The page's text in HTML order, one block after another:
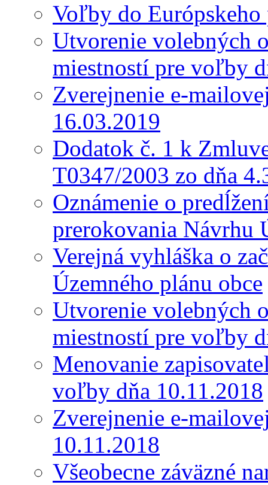
Voľby do Európskeho
Utvorenie volebných
miestností pre voľby
Zverejnenie e-
16.03.2019
Dodatok č. 1 k
T0347/2003 zo dňa
Oznámenie o
prerokovania Návrhu
Verejná vyhláška o
Územného plánu obce
Utvorenie volebných
miestností pre voľby
Menovanie
voľby dňa 10.11.2018
Zverejnenie e-
10.11.2018
Všeobecne záväzné